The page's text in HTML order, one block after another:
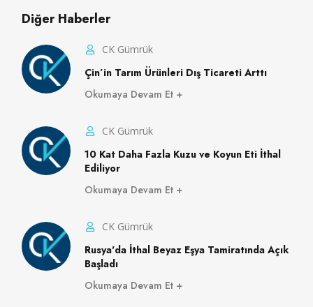
Diğer Haberler
CK Gümrük
Çin’in Tarım Ürünleri Dış Ticareti Arttı
Okumaya Devam Et
CK Gümrük
10 Kat Daha Fazla Kuzu ve Koyun Eti İthal
Ediliyor
Okumaya Devam Et
CK Gümrük
Rusya'da İthal Beyaz Eşya Tamiratında Açık
Başladı
Okumaya Devam Et